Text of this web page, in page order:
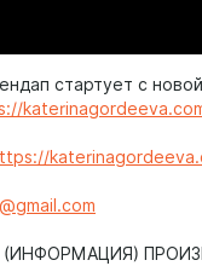
стартует с